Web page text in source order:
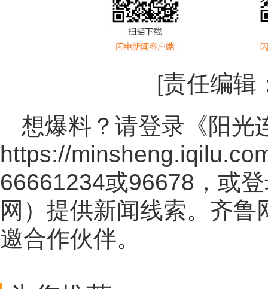
[责任编辑
想爆料？请登录《阳光
https://
66661234或96678，或
网 ）提供新闻线索。齐鲁
邀合作伙伴。